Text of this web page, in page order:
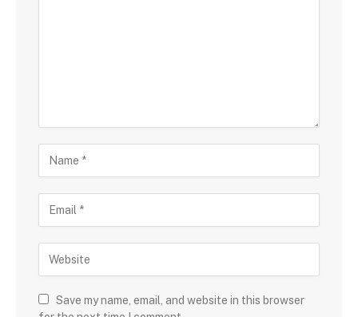
Save my name, email, and website in this browser